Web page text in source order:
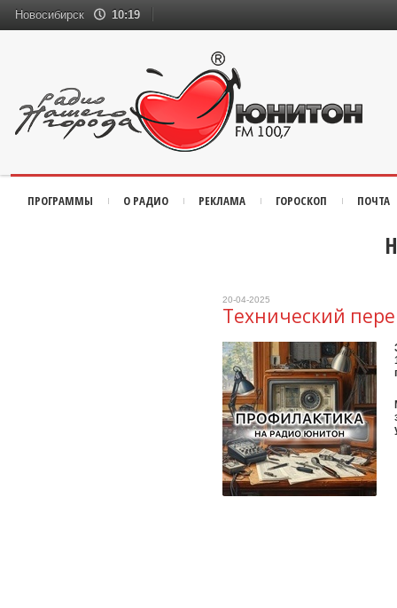
Новосибирск 10:19
ПРОГРАММЫ О РАДИО РЕКЛАМА ГОРОСКОП ПОЧТА
20-04-2025
Технический